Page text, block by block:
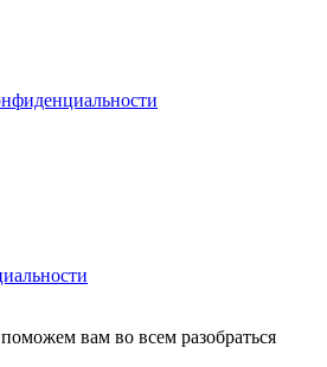
вам во всем разобраться